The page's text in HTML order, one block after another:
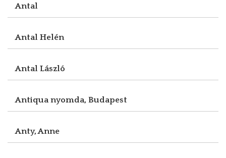
Antal
Antal Helén
Antal László
Antiqua nyomda, Budapest
Anty, Anne